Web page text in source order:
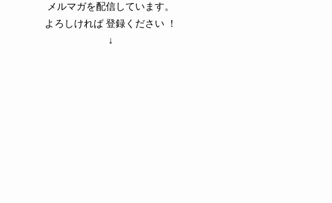
メルマガを配信しています。
よろしければ 登録ください ！
↓